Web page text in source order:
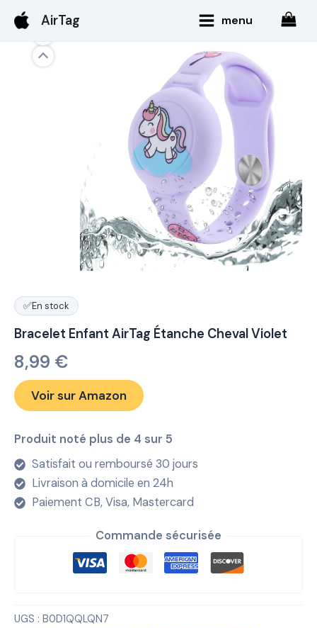
contenu
AirTag
Mainmenu
✅En stock
Bracelet Enfant AirTag Étanche Cheval Violet
8,99 €
Voir sur Amazon
Produit noté plus de 4 sur 5
Satisfait ou remboursé 30 jours
Livraison à domicile en 24h
Paiement CB, Visa, Mastercard
Commande sécurisée
UGS : B0D1QQLQN7